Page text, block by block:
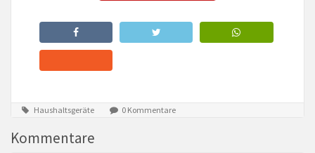
Haushaltsgeräte 0 Kommentare
Kommentare